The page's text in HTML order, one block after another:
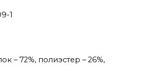
1
– 72%, полиэстер – 26%,